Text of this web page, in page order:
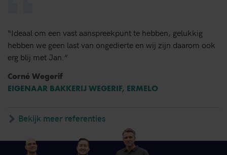
“Ideaal om een vast aanspreekpunt te hebben, gelukkig
hebben we geen last van ongedierte en wij zijn daarom ook
erg blij met Jan.”
Corné Wegerif
EIGENAAR BAKKERIJ WEGERIF, ERMELO
Bekijk meer referenties